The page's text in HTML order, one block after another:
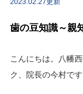
歯の豆知識～親
こんにちは。八幡
ク、院長の今村です